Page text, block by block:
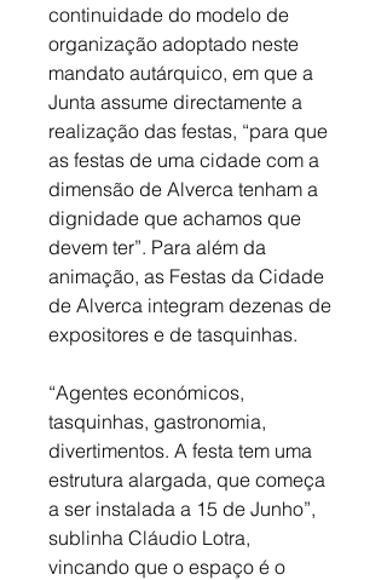
continuidade do modelo de
organização adoptado neste
mandato autárquico, em que a
Junta assume directamente a
realização das festas, “para que
as festas de uma cidade com a
dimensão de Alverca tenham a
dignidade que achamos que
devem ter”. Para além da
animação, as Festas da Cidade
de Alverca integram dezenas de
expositores e de tasquinhas.
“Agentes económicos,
tasquinhas, gastronomia,
divertimentos. A festa tem uma
estrutura alargada, que começa
a ser instalada a 15 de Junho”,
sublinha Cláudio Lotra,
vincando que o espaço é o